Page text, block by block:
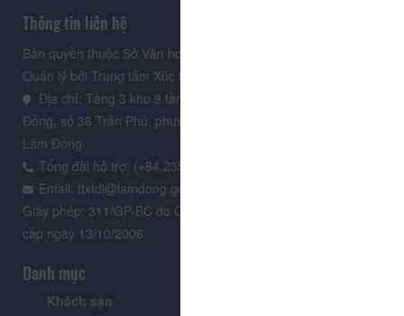
Thông tin liên hệ
Bản quyền thuộc Sở Văn hoá, Thể thao và Du lịch Lâm Đồng.
Quản lý bởi Trung tâm Xúc tiến Du lịch Lâm Đồng
Địa chỉ: Tầng 3 khu 9 tầng, Trung tâm Hành chính tỉnh Lâm
Đồng, số 36 Trần Phú, phường Xuân Hương - Đà Lạt, tỉnh
Lâm Đồng
Tổng đài hỗ trợ: (+84.235) 3.916.961
Email: ttxtdl@lamdong.gov.vn
Giấy phép: 311/GP-BC do Cục Báo chí - Bộ Văn hóa Thông tin
cấp ngày 13/10/2006
Danh mục
Khách sạn